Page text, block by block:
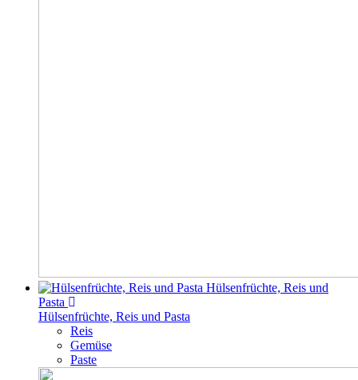
Hülsenfrüchte, Reis und
Pasta
Hülsenfrüchte, Reis und Pasta
Reis
Gemüse
Paste